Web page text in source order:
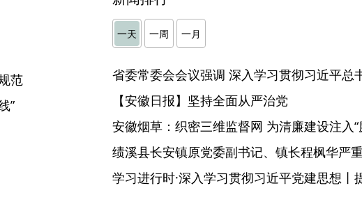
范
”
一天 一周 一月
【安徽日报】坚持全面从严治党
安徽烟草：织密三维监督网 为清廉建设注入“